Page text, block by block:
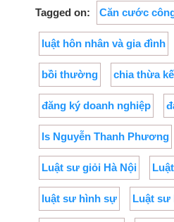
Tagged on: Căn cước
luật hôn nhân và gia đình
bồi thường chia thừa kế
đăng ký doanh nghiệp
ls Nguyễn Thanh Phương
Luật sư giỏi Hà Nội
luật sư hình sự Luật sư